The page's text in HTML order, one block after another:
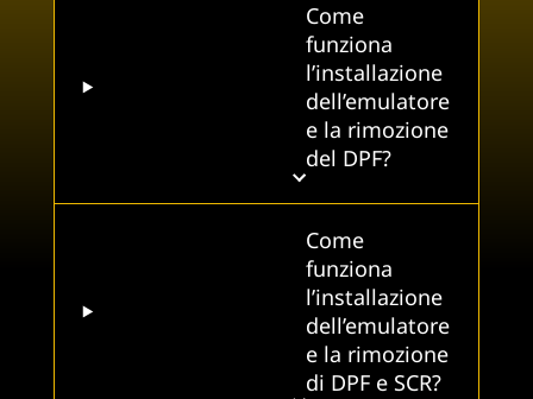
Come
funziona
l’installazione
dell’emulatore
e la rimozione
del DPF?
Come
funziona
l’installazione
dell’emulatore
e la rimozione
di DPF e SCR?